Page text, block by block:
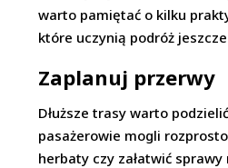
warto pamiętać o kilku
które uczynią podróż
Zaplanuj przerwy
Dłuższe trasy warto
pasażerowie mogli
herbaty czy załatwić